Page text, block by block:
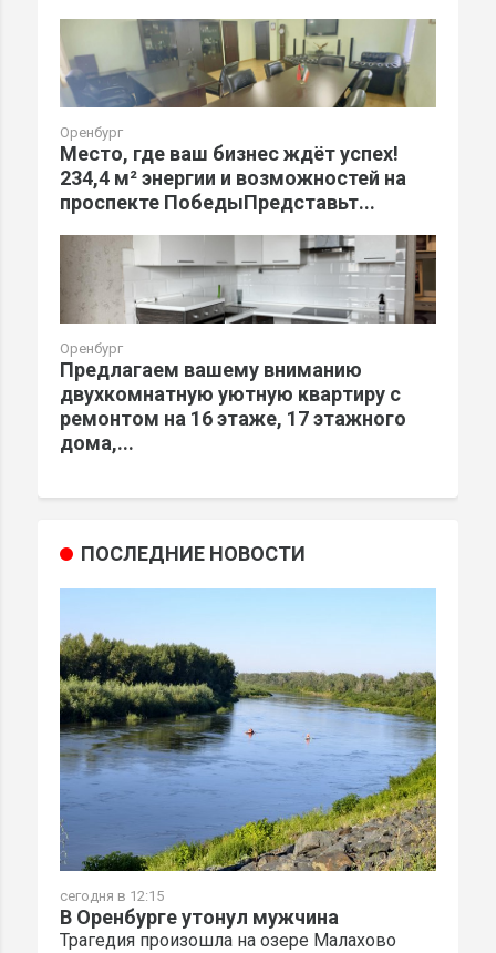
Оренбург
Место, где ваш бизнес ждёт успех!
234,4 м² энергии и возможностей на
проспекте ПобедыПредставьт...
Оренбург
Предлагаем вашему вниманию
двухкомнатную уютную квартиру с
ремонтом на 16 этаже, 17 этажного
дома,...
ПОСЛЕДНИЕ НОВОСТИ
сегодня в 12:15
В Оренбурге утонул мужчина
Трагедия произошла на озере Малахово